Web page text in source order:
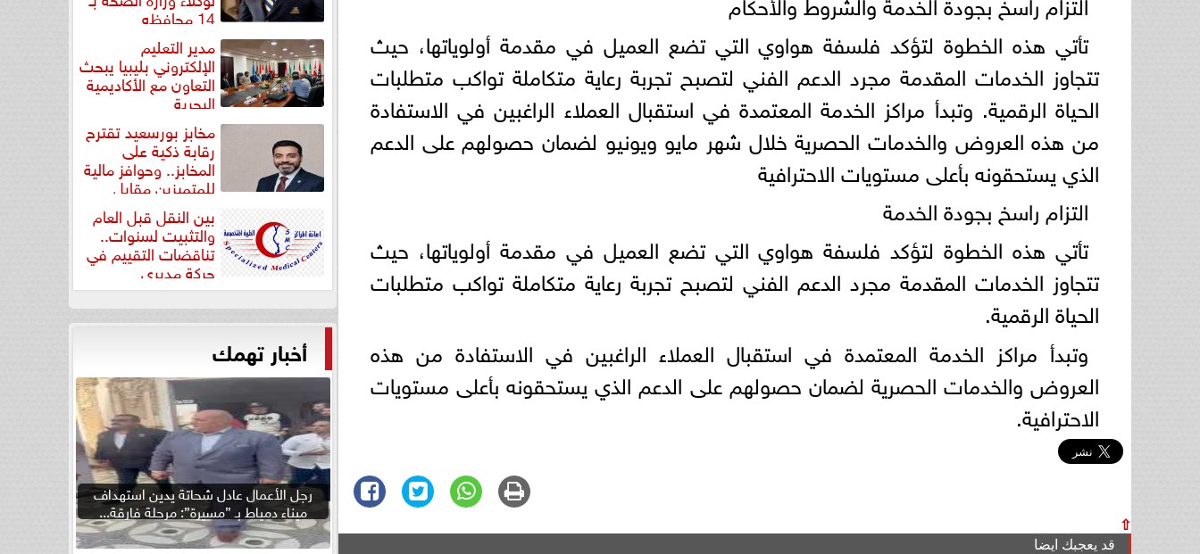
تأتي هذه الخطوة لتؤكد فلسفة هواوي التي تضع العميل في مقدمة أولوياتها، حيث
تتجاوز الخدمات المقدمة مجرد الدعم الفني لتصبح تجربة رعاية متكاملة تواكب متطلبات
الحياة الرقمية. وتبدأ مراكز الخدمة المعتمدة في استقبال العملاء الراغبين في الاستفادة
من هذه العروض والخدمات الحصرية خلال شهر مايو ويونيو لضمان حصولهم على الدعم
الذي يستحقونه بأعلى مستويات الاحترافية
التزام راسخ بجودة الخدمة
تأتي هذه الخطوة لتؤكد فلسفة هواوي التي تضع العميل في مقدمة أولوياتها، حيث
تتجاوز الخدمات المقدمة مجرد الدعم الفني لتصبح تجربة رعاية متكاملة تواكب متطلبات
الحياة الرقمية.
وتبدأ مراكز الخدمة المعتمدة في استقبال العملاء الراغبين في الاستفادة من هذه
العروض والخدمات الحصرية لضمان حصولهم على الدعم الذي يستحقونه بأعلى مستويات
الاحترافية.
⇧
قد يعجبك ايضا
14 محافظه
مدير التعليم
الإلكتروني بليبيا يبحث
التعاون مع الأكاديمية
البحرية
مخابز بورسعيد تقترح
رقابة ذكية على
المخابز.. وحوافز مالية
للمتميزين مقابل
بين النقل قبل العام
والتثبيت لسنوات..
تناقضات التقييم في
حركة مديري
”مستشفيات...
أخبار تهمك
رجل الأعمال عادل شحاتة يدين استهداف
ميناء دمياط بـ ”مسيرة”: مرحلة فارقة...